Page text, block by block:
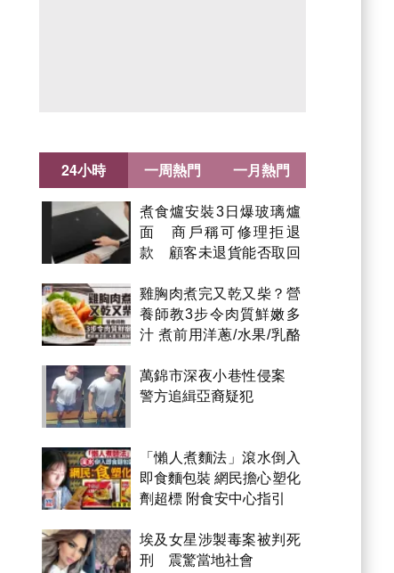
24小時
煮食爐安裝3日爆玻璃爐
面 商戶稱可修理拒退
款 顧客未退貨能否取回
雞胸肉煮完又乾又柴？營
養師教3步令肉質鮮嫩多
汁 煮前用洋蔥/水果/乳酪
萬錦市深夜小巷性侵案
警方追緝亞裔疑犯
「懶人煮麵法」滾水倒入
即食麵包裝 網民擔心塑化
劑超標 附食安中心指引
埃及女星涉製毒案被判死
刑 震驚當地社會
一周熱門 一月熱門